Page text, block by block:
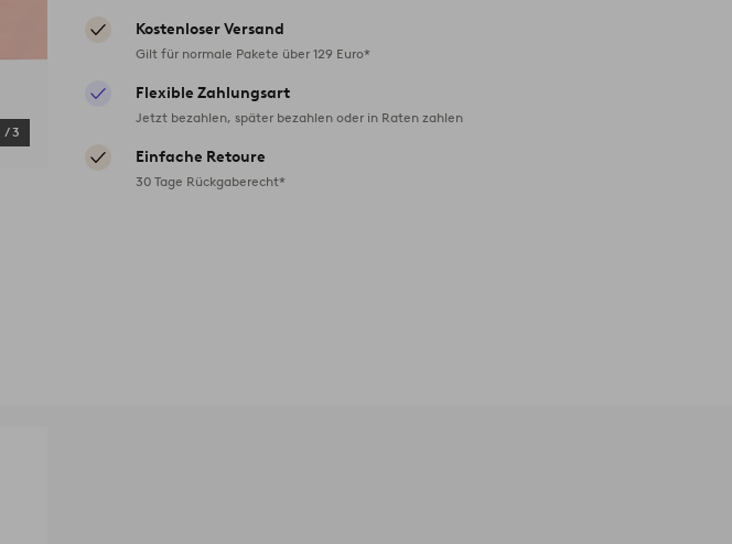
/3
Kostenloser Versand
Gilt für normale Pakete über 129 Euro*
Flexible Zahlungsart
Jetzt bezahlen, später bezahlen oder in Raten zahlen
Einfache Retoure
30 Tage Rückgaberecht*